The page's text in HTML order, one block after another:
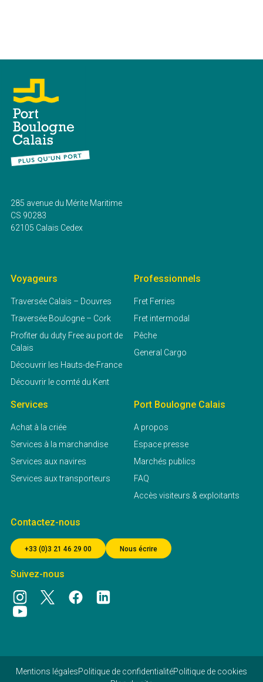
285 avenue du Mérite Maritime
CS 90283
62105 Calais Cedex
Voyageurs
Traversée Calais – Douvres
Traversée Boulogne – Cork
Profiter du duty Free au port de
Calais
Découvrir les Hauts-de-France
Découvrir le comté du Kent
Professionnels
Fret Ferries
Fret intermodal
Pêche
General Cargo
Services
Achat à la criée
Services à la marchandise
Services aux navires
Services aux transporteurs
Port Boulogne Calais
A propos
Espace presse
Marchés publics
FAQ
Accès visiteurs & exploitants
Contactez-nous
+33 (0)3 21 46 29 00 Nous écrire
Suivez-nous
Mentions légalesPolitique de confidentialitéPolitique de cookies